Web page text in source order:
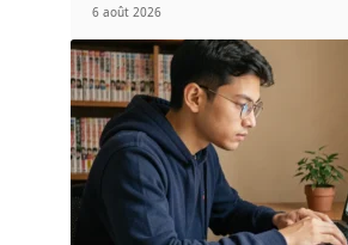
6 août 2026